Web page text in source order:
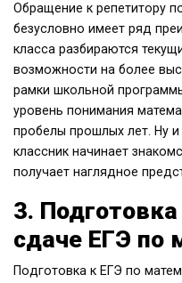
Обращение к репетитору
безусловно имеет ряд
класса разбираются
возможности на более
рамки школьной
уровень понимания
пробелы прошлых лет. Ну
классник начинает
получает наглядное
3.
сдаче ЕГЭ по
Подготовка к ЕГЭ по